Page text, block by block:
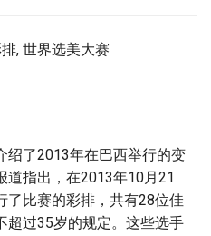
, 世界选美大赛
绍了2013年在巴西举行的变
道指出，在2013年10月21
了比赛的彩排，共有28位佳
超过35岁的规定。这些选手